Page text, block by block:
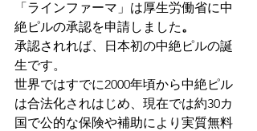
「ラインファーマ」は厚生労働省に中
絶ピルの承認を申請しました。
承認されれば、日本初の中絶ピルの誕
生です。
世界ではすでに2000年頃から中絶ピル
は合法化されはじめ、現在では約30カ
国で公的な保険や補助により実質無料